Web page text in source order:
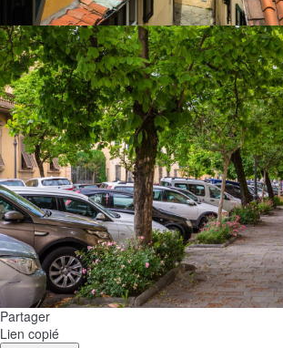
Partager
Lien copié